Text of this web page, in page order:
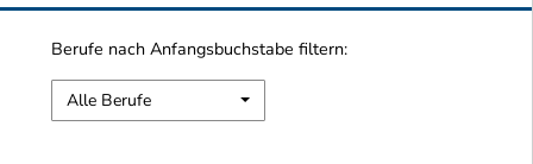
Berufe nach Anfangsbuchstabe filtern:
Alle Berufe